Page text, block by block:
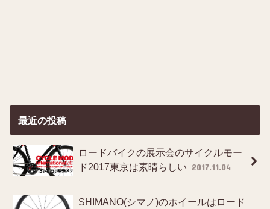
最近の投稿
ロードバイクの展示会のサイクルモー
ド2017東京は素晴らしい 2017.11.04
SHIMANO(シマノ)のホイールはロード